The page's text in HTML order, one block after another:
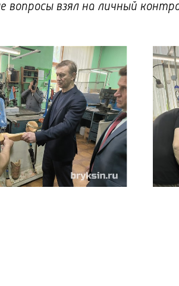
взял на личный